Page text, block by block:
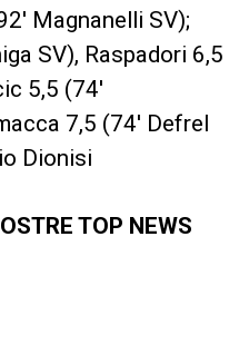
Magnanelli SV);
SV), Raspadori 6,5
5,5 (74′
7,5 (74′ Defrel
Dionisi
TOP NEWS